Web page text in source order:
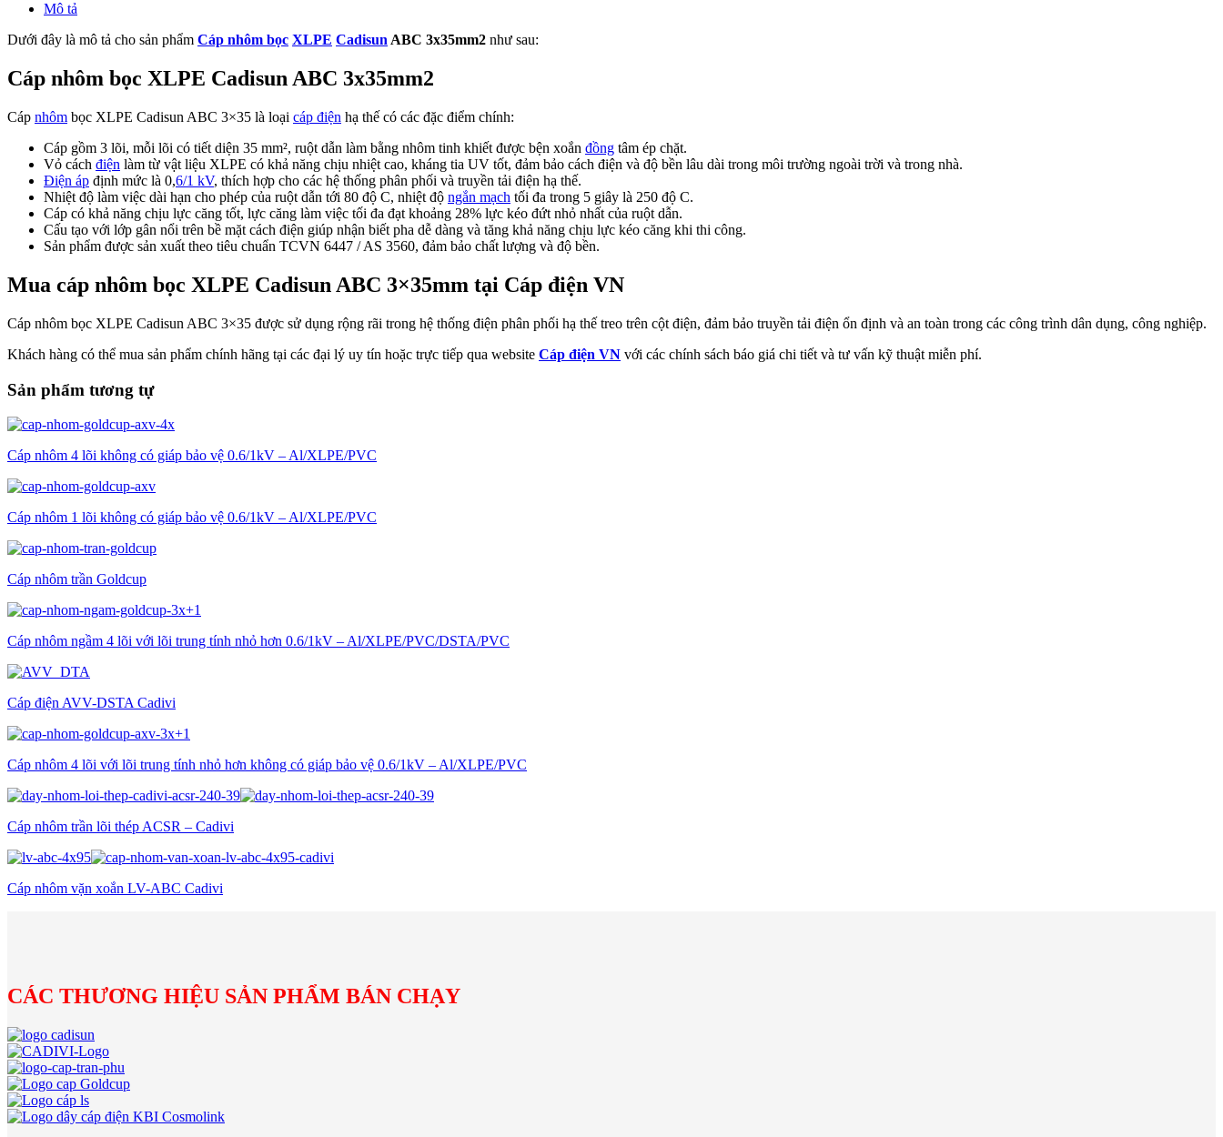
Mô tả
Dưới đây là mô tả cho sản phẩm Cáp nhôm bọc XLPE CadisunABC 3x35mm2 như sau:
Cáp nhôm bọc XLPE Cadisun ABC 3x35mm2
Cáp nhôm bọc XLPE Cadisun ABC 3×35 là loại cáp điện hạ thế có các đặc điểm chính:
Cáp gồm 3 lõi, mỗi lõi có tiết diện 35 mm², ruột dẫn làm bằng nhôm tinh khiết được bện xoắn đồng tâm ép chặt.
Vỏ cách điện làm từ vật liệu XLPE có khả năng chịu nhiệt cao, kháng tia UV tốt, đảm bảo cách điện và độ bền lâu dài trong môi trường ngoài trời và trong nhà.
Điện áp định mức là 0,6/1 kV, thích hợp cho các hệ thống phân phối và truyền tải điện hạ thế.
Nhiệt độ làm việc dài hạn cho phép của ruột dẫn tới 80 độ C, nhiệt độ ngắn mạch tối đa trong 5 giây là 250 độ C.
Cáp có khả năng chịu lực căng tốt, lực căng làm việc tối đa đạt khoảng 28% lực kéo đứt nhỏ nhất của ruột dẫn.
Cấu tạo với lớp gân nổi trên bề mặt cách điện giúp nhận biết pha dễ dàng và tăng khả năng chịu lực kéo căng khi thi công.
Sản phẩm được sản xuất theo tiêu chuẩn TCVN 6447 / AS 3560, đảm bảo chất lượng và độ bền.
Mua cáp nhôm bọc XLPE Cadisun ABC 3×35mm tại Cáp điện VN
Cáp nhôm bọc XLPE Cadisun ABC 3×35 được sử dụng rộng rãi trong hệ thống điện phân phối hạ thế treo trên cột điện, đảm bảo truyền tải điện ổn định và an toàn trong các công trình dân dụng, công nghiệp.
Khách hàng có thể mua sản phẩm chính hãng tại các đại lý uy tín hoặc trực tiếp qua website Cáp điện VN với các chính sách báo giá chi tiết và tư vấn kỹ thuật miễn phí.
Sản phẩm tương tự
Cáp nhôm 4 lõi không có giáp bảo vệ 0.6/1kV – Al/XLPE/PVC
Cáp nhôm 1 lõi không có giáp bảo vệ 0.6/1kV – Al/XLPE/PVC
Cáp nhôm trần Goldcup
Cáp nhôm ngầm 4 lõi với lõi trung tính nhỏ hơn 0.6/1kV – Al/XLPE/PVC/DSTA/PVC
Cáp điện AVV-DSTA Cadivi
Cáp nhôm 4 lõi với lõi trung tính nhỏ hơn không có giáp bảo vệ 0.6/1kV – Al/XLPE/PVC
Cáp nhôm trần lõi thép ACSR – Cadivi
Cáp nhôm vặn xoắn LV-ABC Cadivi
CÁC THƯƠNG HIỆU SẢN PHẨM BÁN CHẠY